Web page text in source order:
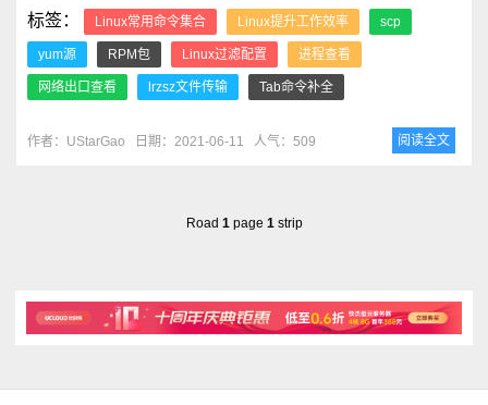
标签：
Linux常用命令集合 Linux提升工作效率 scp
yum源 RPM包 Linux过滤配置 进程查看
网络出口查看 lrzsz文件传输 Tab命令补全
作者：UStarGao 日期：2021-06-11 人气：509 阅读全文
Road 1page 1strip